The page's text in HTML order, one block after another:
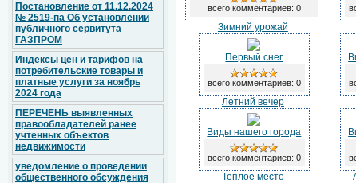
Постановление от 11.12.2024
№ 2519-па Об установлении
публичного сервитута
ГАЗПРОМ
Индексы цен и тарифов на
потребительские товары и
платные услуги за ноябрь
2024 года
ПЕРЕЧЕНЬ выявленных
правообладателей ранее
учтенных объектов
недвижимости
уведомление о проведении
общественного обсуждения
всего комментариев: 0
Зимний урожай
Первый снег
всего комментариев: 0
Летний вечер
Виды нашего города
всего комментариев: 0
Теплое место